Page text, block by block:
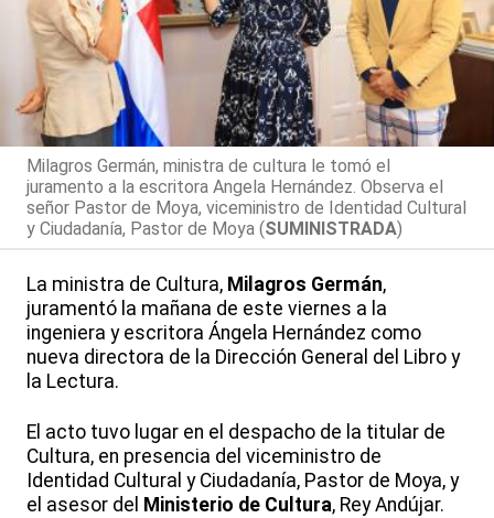
Milagros Germán, ministra de cultura le tomó el
juramento a la escritora Angela Hernández. Observa el
señor Pastor de Moya, viceministro de Identidad Cultural
y Ciudadanía, Pastor de Moya (SUMINISTRADA)
La ministra de Cultura, Milagros Germán,
juramentó la mañana de este viernes a la
ingeniera y escritora Ángela Hernández como
nueva directora de la Dirección General del Libro y
la Lectura.
El acto tuvo lugar en el despacho de la titular de
Cultura, en presencia del viceministro de
Identidad Cultural y Ciudadanía, Pastor de Moya, y
el asesor del Ministerio de Cultura, Rey Andújar.